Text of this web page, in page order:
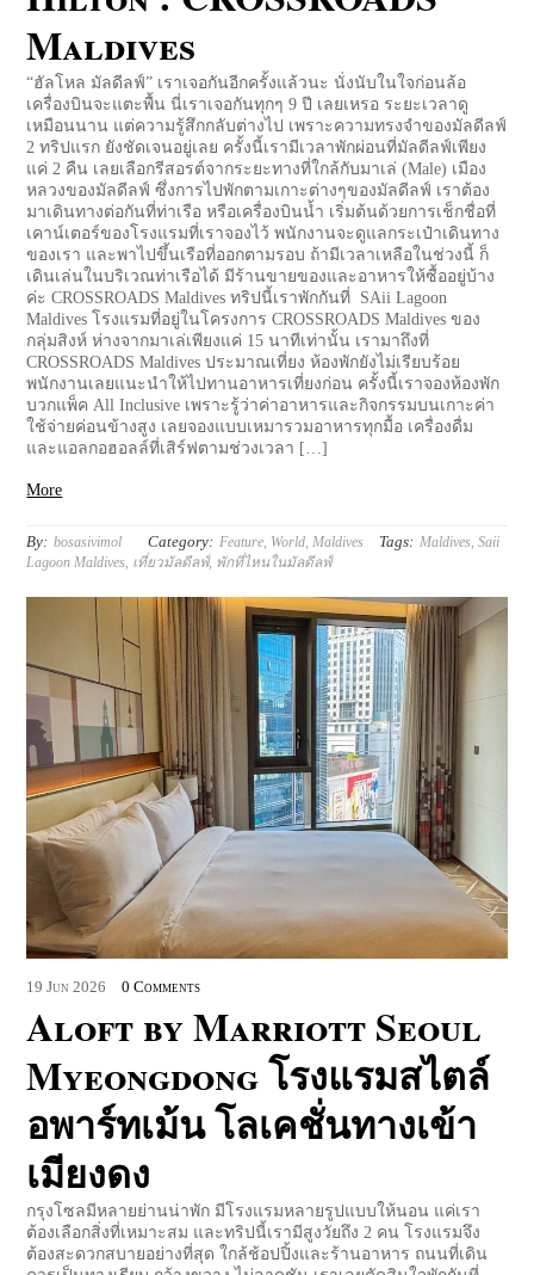
Maldives
“ฮัลโหล มัลดีลฟ์” เราเจอกันอีกครั้งแล้วนะ นั่งนับในใจก่อนล้อ
เครื่องบินจะแตะพื้น นี่เราเจอกันทุกๆ 9 ปี เลยเหรอ ระยะเวลาดู
เหมือนนาน แต่ความรู้สึกกลับต่างไป เพราะความทรงจำของมัลดีลฟ์
2 ทริปแรก ยังชัดเจนอยู่เลย ครั้งนี้เรามีเวลาพักผ่อนที่มัลดีลฟ์เพียง
แค่ 2 คืน เลยเลือกรีสอรต์จากระยะทางที่ใกล้กับมาเล่ (Male) เมือง
หลวงของมัลดีลฟ์ ซึ่งการไปพักตามเกาะต่างๆของมัลดีลฟ์ เราต้อง
มาเดินทางต่อกันที่ท่าเรือ หรือเครื่องบินน้ำ เริ่มต้นด้วยการเช็กชื่อที่
เคาน์เตอร์ของโรงแรมที่เราจองไว้ พนักงานจะดูแลกระเป๋าเดินทาง
ของเรา และพาไปขึ้นเรือที่ออกตามรอบ ถ้ามีเวลาเหลือในช่วงนี้ ก็
เดินเล่นในบริเวณท่าเรือได้ มีร้านขายของและอาหารให้ซื้ออยู่บ้าง
ค่ะ CROSSROADS Maldives ทริปนี้เราพักกันที่ SAii Lagoon
Maldives โรงแรมที่อยู่ในโครงการ CROSSROADS Maldives ของ
กลุ่มสิงห์ ห่างจากมาเล่เพียงแค่ 15 นาทีเท่านั้น เรามาถึงที่
CROSSROADS Maldives ประมาณเที่ยง ห้องพักยังไม่เรียบร้อย
พนักงานเลยแนะนำให้ไปทานอาหารเที่ยงก่อน ครั้งนี้เราจองห้องพัก
บวกแพ็ค All Inclusive เพราะรู้ว่าค่าอาหารและกิจกรรมบนเกาะค่า
ใช้จ่ายค่อนข้างสูง เลยจองแบบเหมารวมอาหารทุกมื้อ เครื่องดื่ม
และแอลกอฮอลล์ที่เสิร์ฟตามช่วงเวลา […]
More
By: bosasivimol Category: Feature, World,Maldives Tags: Maldives, Saii
Lagoon Maldives, เที่ยวมัลดีลฟ์, พักที่ไหนในมัลดีลฟ์
19 Jun 2026 0 Comments
Aloft by Marriott Seoul
Myeongdong โรงแรมสไตล์
อพาร์ทเม้น โลเคชั่นทางเข้า
เมียงดง
กรุงโซลมีหลายย่านน่าพัก มีโรงแรมหลายรูปแบบให้นอน แค่เรา
ต้องเลือกสิ่งที่เหมาะสม และทริปนี้เรามีสูงวัยถึง 2 คน โรงแรมจึง
ต้องสะดวกสบายอย่างที่สุด ใกล้ช้อปปิ้งและร้านอาหาร ถนนที่เดิน